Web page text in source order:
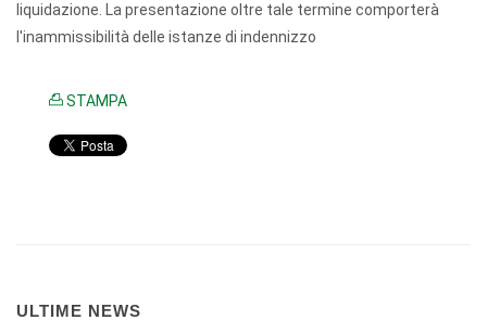
liquidazione. La presentazione oltre tale termine comporterà
l'inammissibilità delle istanze di indennizzo
STAMPA
ULTIME NEWS